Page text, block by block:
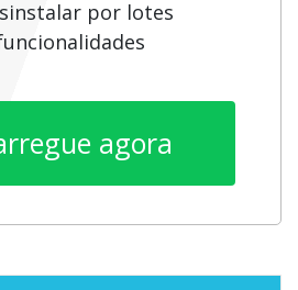
por lotes
agora